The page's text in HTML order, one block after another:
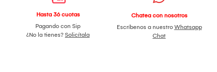
Hasta 36 cuotas
Pagando con Sip
¿No la tienes? Solicítala
Chatea con nosotros
Escríbenos a nuestro Whatsapp
Chat